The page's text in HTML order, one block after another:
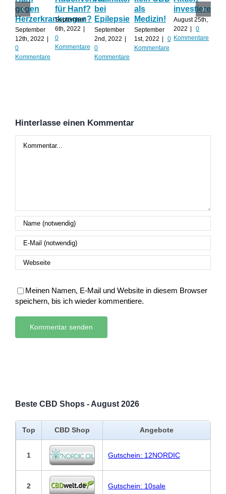
gegen
Herzerkrankungen?
September
12th, 2022 |
0
Kommentare
für Hanf?
September
6th, 2022 |
0
Kommentare
bei
Epilepsie
September
2nd, 2022 |
0
Kommentare
als
Medizin!
September
1st, 2022 |
0
Kommentare
investieren?
August 25th,
2022 |
0
Kommentare
Hinterlasse einen Kommentar
Meinen Namen, E-Mail und Website in diesem Browser
speichern, bis ich wieder kommentiere.
Beste CBD Shops - August 2026
Top CBD Shop Angebote
1 Gutschein: 12NORDIC
2 Gutschein: 10sale